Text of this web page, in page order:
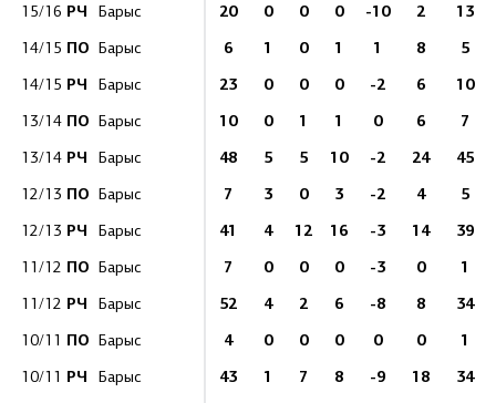
15/16 РЧ Барыс 20 0 0 0 -10 2 13
14/15 ПО Барыс 6 1 0 1 1 8 5
14/15 РЧ Барыс 23 0 0 0 -2 6 10
13/14 ПО Барыс 10 0 1 1 0 6 7
13/14 РЧ Барыс 48 5 5 10 -2 24 45
12/13 ПО Барыс 7 3 0 3 -2 4 5
12/13 РЧ Барыс 41 4 12 16 -3 14 39
11/12 ПО Барыс 7 0 0 0 -3 0 1
11/12 РЧ Барыс 52 4 2 6 -8 8 34
10/11 ПО Барыс 4 0 0 0 0 0 1
10/11 РЧ Барыс 43 1 7 8 -9 18 34